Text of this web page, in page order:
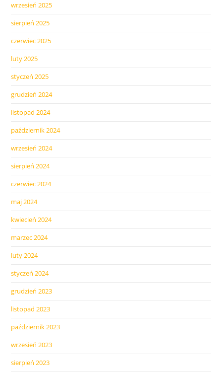
wrzesień 2025
sierpień 2025
czerwiec 2025
luty 2025
styczeń 2025
grudzień 2024
listopad 2024
październik 2024
wrzesień 2024
sierpień 2024
czerwiec 2024
maj 2024
kwiecień 2024
marzec 2024
luty 2024
styczeń 2024
grudzień 2023
listopad 2023
październik 2023
wrzesień 2023
sierpień 2023